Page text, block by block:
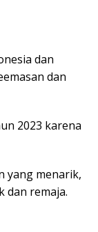
dan
dan
2023 karena
yang menarik,
dan remaja.